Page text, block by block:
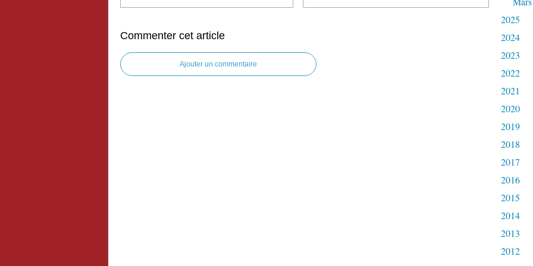
Commenter cet article
Ajouter un commentaire
2025
2024
2023
2022
2021
2020
2019
2018
2017
2016
2015
2014
2013
2012